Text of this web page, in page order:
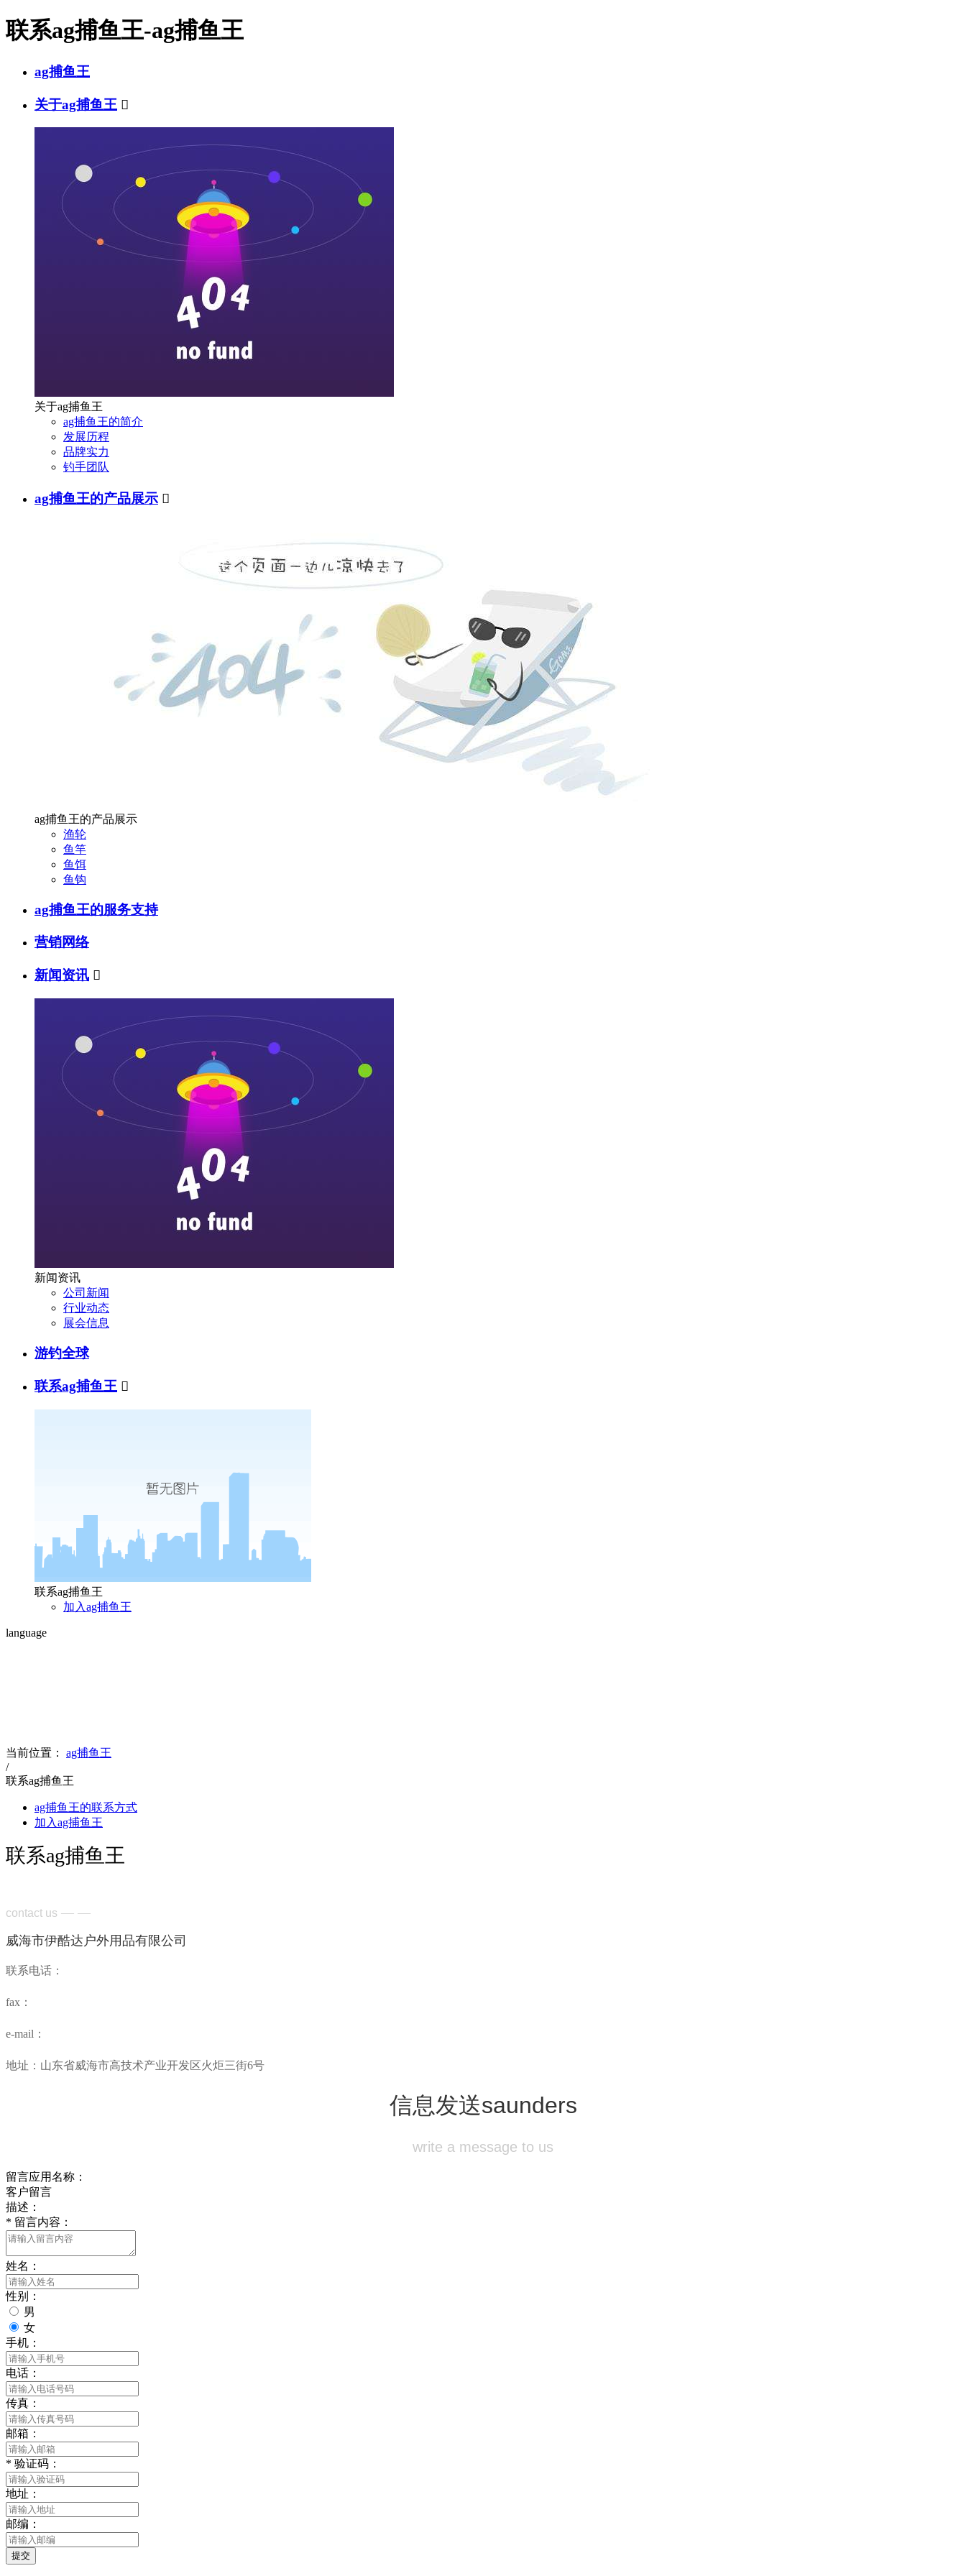
联系ag捕鱼王-ag捕鱼王
ag捕鱼王
关于ag捕鱼王 
关于ag捕鱼王
ag捕鱼王的简介
发展历程
品牌实力
钓手团队
ag捕鱼王的产品展示 
ag捕鱼王的产品展示
渔轮
鱼竿
鱼饵
鱼钩
ag捕鱼王的服务支持
营销网络
新闻资讯 
新闻资讯
公司新闻
行业动态
展会信息
游钓全球
联系ag捕鱼王 
联系ag捕鱼王
加入ag捕鱼王
language
当前位置：
ag捕鱼王
/
联系ag捕鱼王
ag捕鱼王的联系方式
加入ag捕鱼王
联系ag捕鱼王
contact us — —
威海市伊酷达户外用品有限公司
联系电话：
fax：
e-mail：
地址：山东省威海市高技术产业开发区火炬三街6号
信息发送saunders
write a message to us
留言应用名称：
客户留言
描述：
* 留言内容：
姓名：
性别：
男
女
手机：
电话：
传真：
邮箱：
* 验证码：
地址：
邮编：
提交